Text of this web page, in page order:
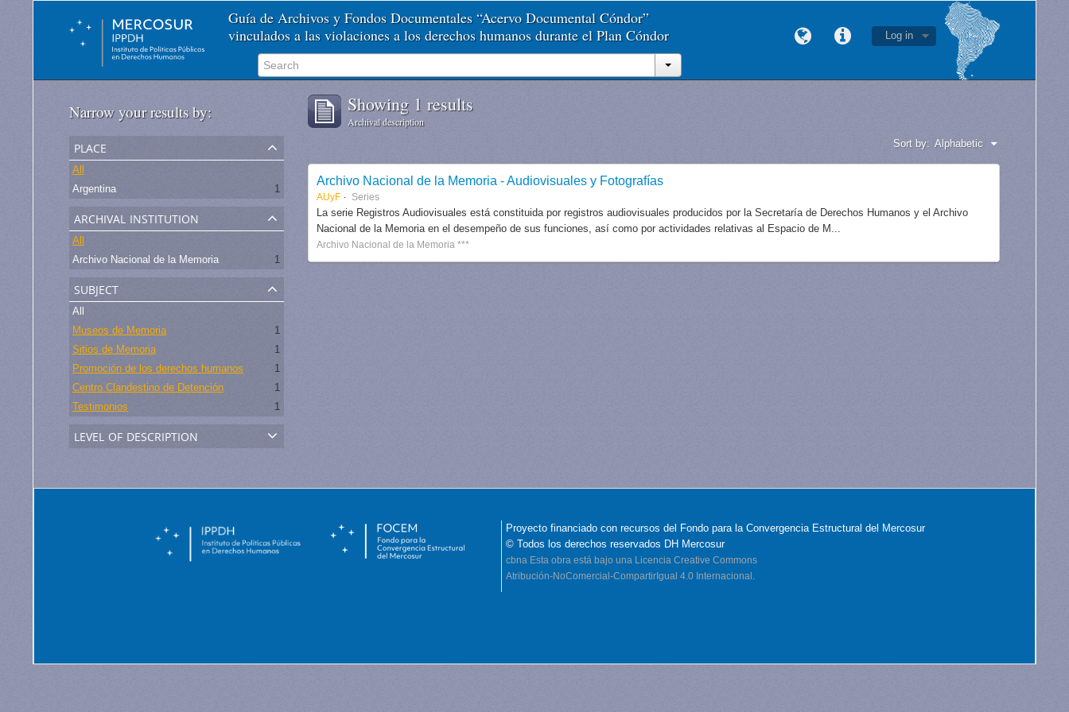
Guía de Archivos y Fondos Documentales “Acervo Documental Cóndor”
vinculados a las violaciones a los derechos humanos durante el Plan Cóndor
Log in
Narrow your results by:
place
All
Argentina
1
archival institution
All
Archivo Nacional de la Memoria
1
subject
All
Museos de Memoria
1
Sitios de Memoria
1
Promoción de los derechos humanos
1
Centro Clandestino de Detención
1
Testimonios
1
level of description
Showing 1 results
Archival description
Sort by: Alphabetic
Archivo Nacional de la Memoria - Audiovisuales y Fotografías
AUyF Series
La serie Registros Audiovisuales está constituida por registros audiovisuales producidos por la Secretaría de Derechos Humanos y el Archivo
Nacional de la Memoria en el desempeño de sus funciones, así como por actividades relativas al Espacio de M...
Archivo Nacional de la Memoria ***
Proyecto financiado con recursos del Fondo para la Convergencia Estructural del Mercosur
© Todos los derechos reservados DH Mercosur
cbna Esta obra está bajo una Licencia Creative Commons
Atribución-NoComercial-CompartirIgual 4.0 Internacional.